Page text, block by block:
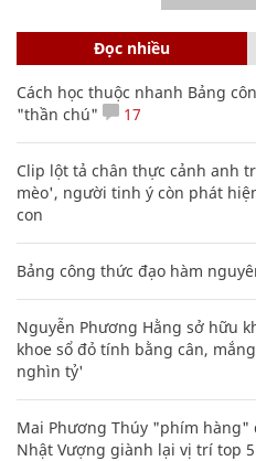
Đọc nhiều
Cách học thuộc nhanh Bảng
"thần chú"
17
Clip lột tả chân thực cảnh anh
mèo', người tinh ý còn phát
con
Bảng công thức đạo hàm
Nguyễn Phương Hằng sở hữu
khoe sổ đỏ tính bằng cân,
nghìn tỷ'
Mai Phương Thúy "phím hàng"
Nhật Vượng giành lại vị trí top